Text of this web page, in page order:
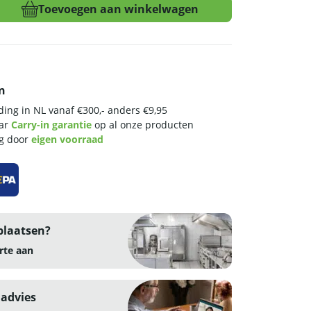
Toevoegen aan winkelwagen
in NL vanaf €300,- anders €9,95
Carry-in garantie op al onze producten
door eigen voorraad
aan